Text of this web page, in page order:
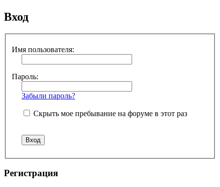
Вход
Имя пользователя:
Пароль:
Забыли пароль?
Скрыть мое пребывание на форуме в этот раз
Регистрация